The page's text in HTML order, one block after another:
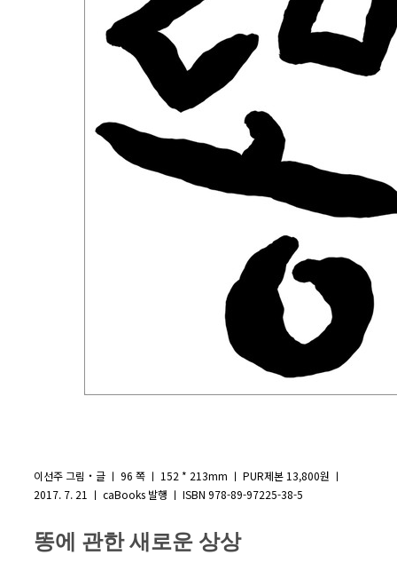
이선주 그림‧글 ㅣ 96 쪽 ㅣ 152 * 213mm ㅣ PUR제본 13,800원 ㅣ
2017. 7. 21 ㅣ caBooks 발행 ㅣ ISBN 978-89-97225-38-5
똥에 관한 새로운 상상